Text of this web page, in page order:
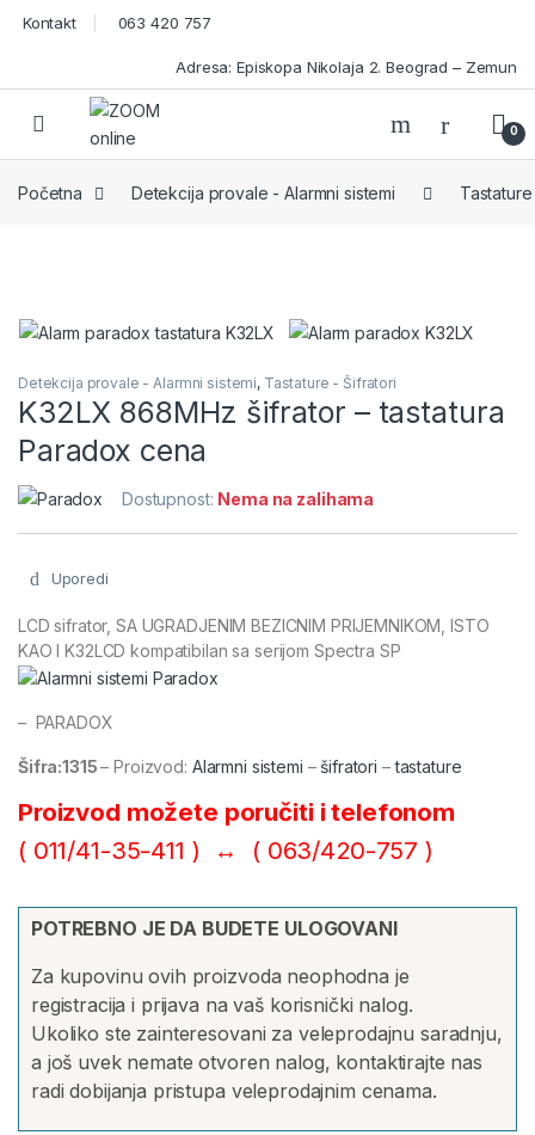
Skip to navigation
Skip to content
Kontakt 063 420 757
Adresa: Episkopa Nikolaja 2. Beograd – Zemun
Open 0
Početna Detekcija provale - Alarmni sistemi
Detekcija provale - Alarmni sistemi, Tastature - Šifratori
K32LX 868MHz šifrator – tastatura
Paradox cena
Dostupnost: Nema na zalihama
Uporedi
LCD sifrator, SA UGRADJENIM BEZICNIM PRIJEMNIKOM, ISTO
KAO I K32LCD kompatibilan sa serijom Spectra SP
– PARADOX
Šifra:1315– Proizvod: Alarmni sistemi – šifratori –tastature
Proizvod možete poručiti i telefonom
( 011/41-35-411 ) ↔ ( 063/420-757 )
POTREBNO JE DA BUDETE ULOGOVANI
Za kupovinu ovih proizvoda neophodna je
registracija i prijava na vaš korisnički nalog.
Ukoliko ste zainteresovani za veleprodajnu saradnju,
a još uvek nemate otvoren nalog, kontaktirajte nas
radi dobijanja pristupa veleprodajnim cenama.